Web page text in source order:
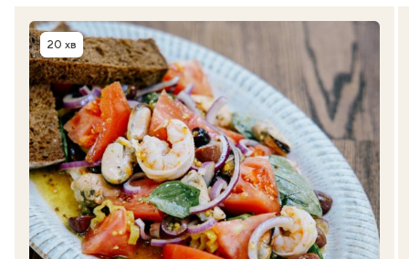
Час приготування
20 хв